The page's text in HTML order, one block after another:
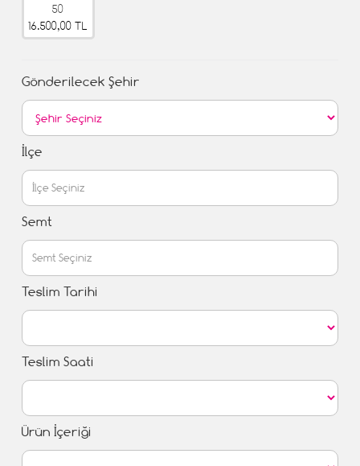
50
16.500,00 TL
Gönderilecek Şehir
İlçe
Semt
Teslim Tarihi
Teslim Saati
Ürün İçeriği